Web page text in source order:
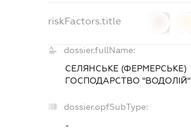
riskFactors.title
dossier.fullName:
СЕЛЯНСЬКЕ (ФЕРМЕРСЬКЕ)
ГОСПОДАРСТВО "ВОДОЛІЙ"
dossier.opfSubType:
-